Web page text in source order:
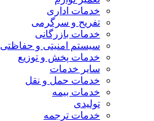
خدمات اداری
تفریح و سرگرمی
خدمات بازرگانی
سیستم امنیتی و حفاظتی
خدمات پخش و توزیع
سایر خدمات
خدمات حمل و نقل
خدمات بیمه
تولیدی
خدمات ترجمه